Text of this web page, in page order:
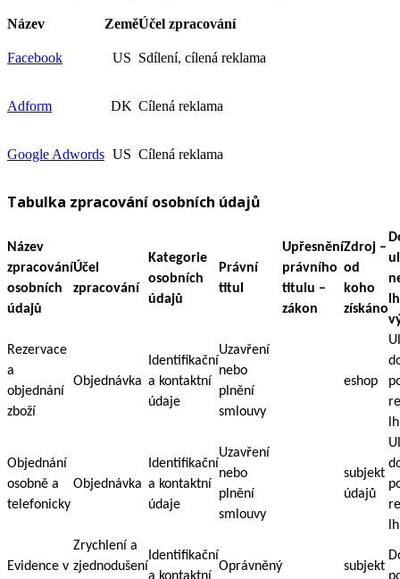
Název ZeměÚčel zpracování
Facebook US Sdílení, cílená reklama
Adform DK Cílená reklama
Google Adwords US Cílená reklama
Tabulka zpracování osobních údajů
Název
zpracování
osobních
údajů
Účel
zpracování
Kategorie
osobních
údajů
Právní
titul
Upřesnění
právního
titulu –
zákon
Zdroj –
od
koho
získáno
Rezervace
a
objednání
zboží
Objednávka
Identifikační
a kontaktní
údaje
Uzavření
nebo
plnění
smlouvy
eshop
Objednání
osobně a
telefonicky
Objednávka
Identifikační
a kontaktní
údaje
Uzavření
nebo
plnění
smlouvy
subjekt
údajů
Evidence v
Zrychlení a
zjednodušení
Identifikační
a kontaktní
Oprávněný
subjekt